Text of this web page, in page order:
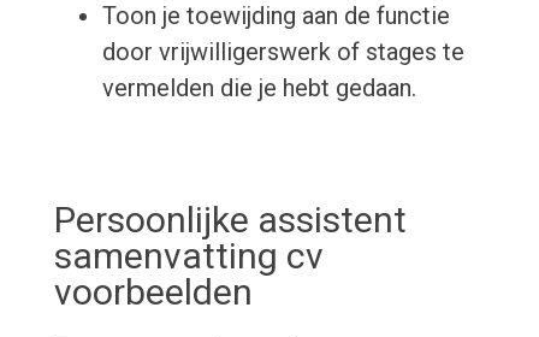
Toon je toewijding aan de functie
door vrijwilligerswerk of stages te
vermelden die je hebt gedaan.
Persoonlijke assistent
samenvatting cv
voorbeelden